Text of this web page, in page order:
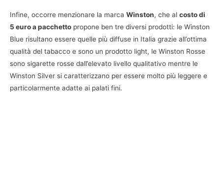
Infine, occorre menzionare la marca Winston, che al costo di
5 euro a pacchetto propone ben tre diversi prodotti: le Winston
Blue risultano essere quelle più diffuse in Italia grazie all’ottima
qualità del tabacco e sono un prodotto light, le Winston Rosse
sono sigarette rosse dall’elevato livello qualitativo mentre le
Winston Silver si caratterizzano per essere molto più leggere e
particolarmente adatte ai palati fini.